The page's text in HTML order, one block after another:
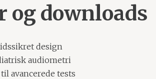
og downloads
design
audiometri
avancerede tests